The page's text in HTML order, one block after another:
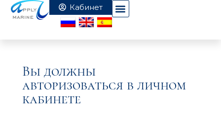
Вы должны
авторизоваться в личном
кабинете